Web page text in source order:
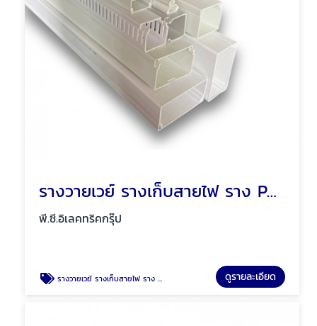
รางวายเวย์ รางเก็บสายไฟ ราง PVC พัทยา ชลบุรี
พี.ซี.อิเลคทริคกรุ๊ป
รางวายเวย์ รางเก็บสายไฟ ราง PVC พัทยา ชลบุรี ดูรายละเอียด